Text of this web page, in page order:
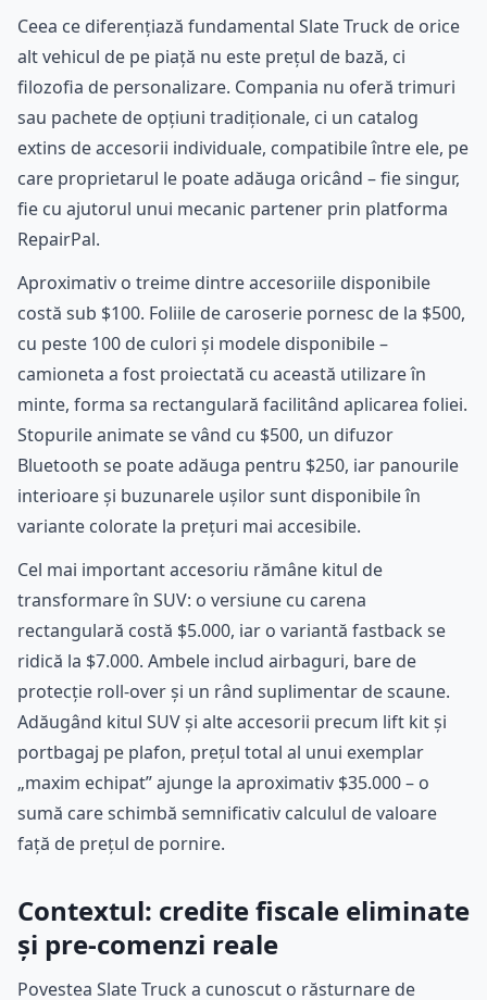
Ceea ce diferențiază fundamental Slate Truck de orice
alt vehicul de pe piață nu este prețul de bază, ci
filozofia de personalizare. Compania nu oferă trimuri
sau pachete de opțiuni tradiționale, ci un catalog
extins de accesorii individuale, compatibile între ele, pe
care proprietarul le poate adăuga oricând – fie singur,
fie cu ajutorul unui mecanic partener prin platforma
RepairPal.
Aproximativ o treime dintre accesoriile disponibile
costă sub $100. Foliile de caroserie pornesc de la $500,
cu peste 100 de culori și modele disponibile –
camioneta a fost proiectată cu această utilizare în
minte, forma sa rectangulară facilitând aplicarea foliei.
Stopurile animate se vând cu $500, un difuzor
Bluetooth se poate adăuga pentru $250, iar panourile
interioare și buzunarele ușilor sunt disponibile în
variante colorate la prețuri mai accesibile.
Cel mai important accesoriu rămâne kitul de
transformare în SUV: o versiune cu carena
rectangulară costă $5.000, iar o variantă fastback se
ridică la $7.000. Ambele includ airbaguri, bare de
protecție roll-over și un rând suplimentar de scaune.
Adăugând kitul SUV și alte accesorii precum lift kit și
portbagaj pe plafon, prețul total al unui exemplar
„maxim echipat” ajunge la aproximativ $35.000 – o
sumă care schimbă semnificativ calculul de valoare
față de prețul de pornire.
Contextul: credite fiscale eliminate
și pre-comenzi reale
Povestea Slate Truck a cunoscut o răsturnare de